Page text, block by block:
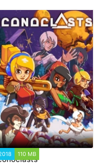
110 MB